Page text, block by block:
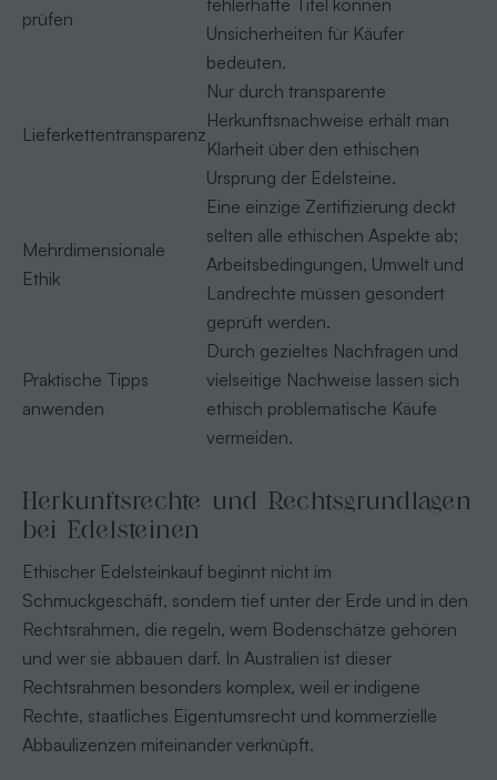
prüfen
Unsicherheiten für Käufer
bedeuten.
Lieferkettentransparenz
Nur durch transparente
Herkunftsnachweise erhält man
Klarheit über den ethischen
Ursprung der Edelsteine.
Mehrdimensionale
Ethik
Eine einzige Zertifizierung deckt
selten alle ethischen Aspekte ab;
Arbeitsbedingungen, Umwelt und
Landrechte müssen gesondert
geprüft werden.
Praktische Tipps
anwenden
Durch gezieltes Nachfragen und
vielseitige Nachweise lassen sich
ethisch problematische Käufe
vermeiden.
Herkunftsrechte und Rechtsgrundlagen
bei Edelsteinen
Ethischer Edelsteinkauf beginnt nicht im
Schmuckgeschäft, sondern tief unter der Erde und in den
Rechtsrahmen, die regeln, wem Bodenschätze gehören
und wer sie abbauen darf. In Australien ist dieser
Rechtsrahmen besonders komplex, weil er indigene
Rechte, staatliches Eigentumsrecht und kommerzielle
Abbaulizenzen miteinander verknüpft.